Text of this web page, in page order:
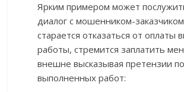
Ярким примером может
диалог с мошенником-
старается отказаться от оплаты
работы, стремится заплатить
внешне высказывая претензии
выполненных работ: